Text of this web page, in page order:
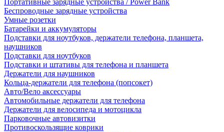
Портативные зарядные устройства / Power Bank
Беспроводные зарядные устройства
Умные розетки
Батарейки и аккумуляторы
Подставки для ноутбуков, держатели телефона, планшета,
наушников
Подставки для ноутбуков
Подставки и штативы для телефона и планшета
Держатели для наушников
Кольца-держатели для телефона (попсокет)
Авто/Вело аксессуары
Автомобильные держатели для телефона
Держатели для велосипеда и мотоцикла
Парковочные автовизитки
Противоскользящие коврики